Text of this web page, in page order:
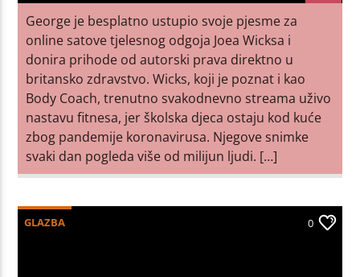
George je besplatno ustupio svoje pjesme za
online satove tjelesnog odgoja Joea Wicksa i
donira prihode od autorski prava direktno u
britansko zdravstvo. Wicks, koji je poznat i kao
Body Coach, trenutno svakodnevno streama uživo
nastavu fitnesa, jer školska djeca ostaju kod kuće
zbog pandemije koronavirusa. Njegove snimke
svaki dan pogleda više od milijun ljudi. […]
GLAZBA 0